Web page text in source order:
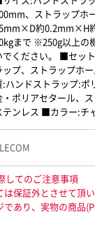
、ストラップホ
約0.2mm×H
まで ※250g以上の
でください。 ■セッ
ップ、ストラップホ
:ハンドストラップ:ポ
・ポリアセタール、
テンレス ■カラー:チ
してのご注意事項
保証外とさせて頂い
あり、実物の商品